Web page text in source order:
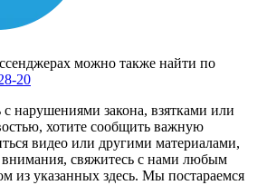
можно также найти по
20
нарушениями закона, взятками или
хотите сообщить важную
видео или другими материалами,
свяжитесь с нами любым
из указанных здесь. Мы постараемся